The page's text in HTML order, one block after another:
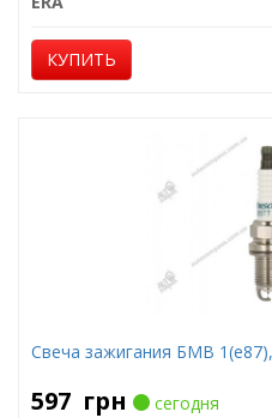
КУПИТЬ
Свеча зажигания БМВ
597 грн
сегодня